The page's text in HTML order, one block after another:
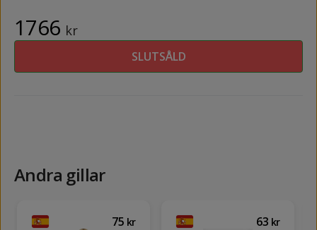
1766 kr
SLUTSÅLD
Andra gillar
75 kr 63 kr